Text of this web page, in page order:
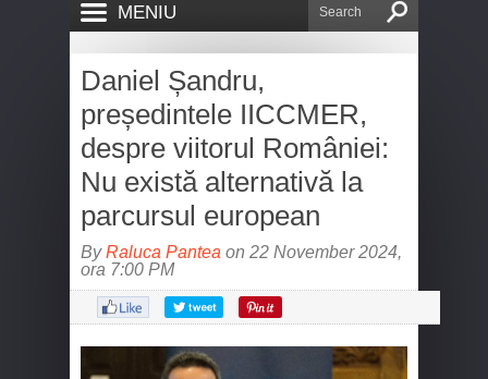
MENIU
Daniel Șandru,
președintele IICCMER,
despre viitorul României:
Nu există alternativă la
parcursul european
ByRaluca Pantea on 22 November 2024,
ora 7:00 PM